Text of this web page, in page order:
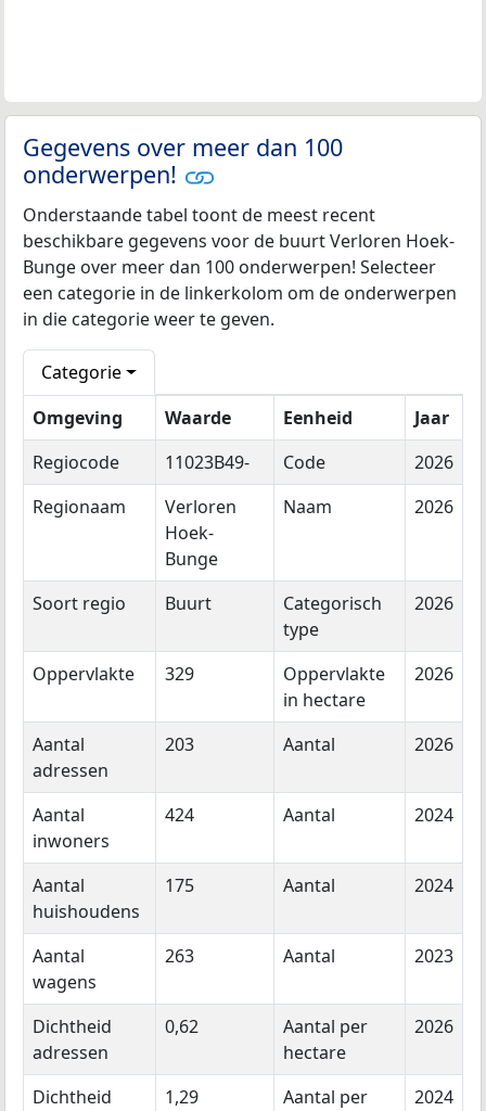
Gegevens over meer dan 100
onderwerpen!
Onderstaande tabel toont de meest recent
beschikbare gegevens voor de buurt Verloren Hoek-
Bunge over meer dan 100 onderwerpen! Selecteer
een categorie in de linkerkolom om de onderwerpen
in die categorie weer te geven.
Categorie
Omgeving
Waarde Eenheid
Jaar
Regiocode
11023B49- Code
2026
Regionaam
Verloren
Hoek-
Bunge
Naam 2026
Soort regio Buurt
Categorisch
type
2026
Oppervlakte 329
Oppervlakte
in hectare
2026
Aantal
adressen
203 Aantal 2026
Aantal
inwoners
424 Aantal 2024
Aantal
huishoudens
175 Aantal 2024
Aantal
wagens
263 Aantal 2023
Dichtheid
adressen
0,62
Aantal per
hectare
2026
Dichtheid 1,29 Aantal per 2024